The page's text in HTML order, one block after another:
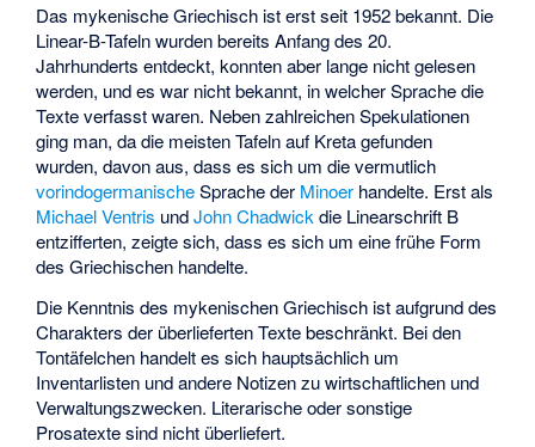
Das mykenische Griechisch ist erst seit 1952 bekannt. Die
Linear-B-Tafeln wurden bereits Anfang des 20.
Jahrhunderts entdeckt, konnten aber lange nicht gelesen
werden, und es war nicht bekannt, in welcher Sprache die
Texte verfasst waren. Neben zahlreichen Spekulationen
ging man, da die meisten Tafeln auf Kreta gefunden
wurden, davon aus, dass es sich um die vermutlich
vorindogermanischeSprache der Minoer handelte. Erst als
Michael Ventris undJohn Chadwick die Linearschrift B
entzifferten, zeigte sich, dass es sich um eine frühe Form
des Griechischen handelte.
Die Kenntnis des mykenischen Griechisch ist aufgrund des
Charakters der überlieferten Texte beschränkt. Bei den
Tontäfelchen handelt es sich hauptsächlich um
Inventarlisten und andere Notizen zu wirtschaftlichen und
Verwaltungszwecken. Literarische oder sonstige
Prosatexte sind nicht überliefert.